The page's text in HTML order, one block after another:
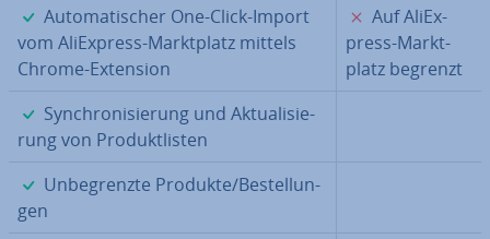
✓
Au­to­ma­ti­scher One-Click-Import
vom Ali­Ex­press-Markt­platz mittels
Chrome-Extension
✗
Auf Ali­Ex­
press-Markt­
platz begrenzt
✓
Syn­chro­ni­sie­rung und Ak­tua­li­sie­
rung von Pro­dukt­lis­ten
✓
Un­be­grenz­te Produkte/Be­stel­lun­
gen